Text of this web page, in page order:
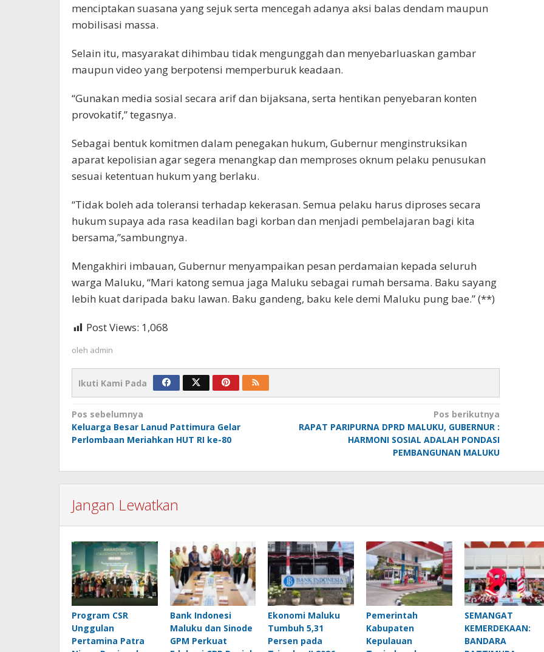
menciptakan suasana yang sejuk serta mencegah adanya aksi balas dendam maupun
mobilisasi massa.
Selain itu, masyarakat dihimbau tidak mengunggah dan menyebarluaskan gambar
maupun video yang berpotensi memperburuk keadaan.
“Gunakan media sosial secara arif dan bijaksana, serta hentikan penyebaran konten
provokatif,” tegasnya.
Sebagai bentuk komitmen dalam penegakan hukum, Gubernur menginstruksikan
aparat kepolisian agar segera menangkap dan memproses oknum pelaku penusukan
sesuai ketentuan hukum yang berlaku.
“Tidak boleh ada toleransi terhadap kekerasan. Semua pelaku harus diproses secara
hukum supaya ada rasa keadilan bagi korban dan menjadi pembelajaran bagi kita
bersama,”sambungnya.
Mengakhiri imbauan, Gubernur menyampaikan pesan perdamaian kepada seluruh
warga Maluku, “Mari katong semua jaga Maluku sebagai rumah bersama. Baku sayang
lebih kuat daripada baku lawan. Baku gandeng, baku kele demi Maluku pung bae.” (**)
Post Views: 1,068
oleh admin
Ikuti Kami Pada
Navigasi
pos
Pos sebelumnya
Keluarga Besar Lanud Pattimura Gelar
Perlombaan Meriahkan HUT RI ke-80
Pos berikutnya
RAPAT PARIPURNA DPRD MALUKU, GUBERNUR :
HARMONI SOSIAL ADALAH PONDASI
PEMBANGUNAN MALUKU
Jangan Lewatkan
Program CSR
Unggulan
Pertamina Patra
Bank Indonesi
Maluku dan Sinode
GPM Perkuat
Ekonomi Maluku
Tumbuh 5,31
Persen pada
Pemerintah
Kabupaten
Kepulauan
SEMANGAT
KEMERDEKAAN:
BANDARA